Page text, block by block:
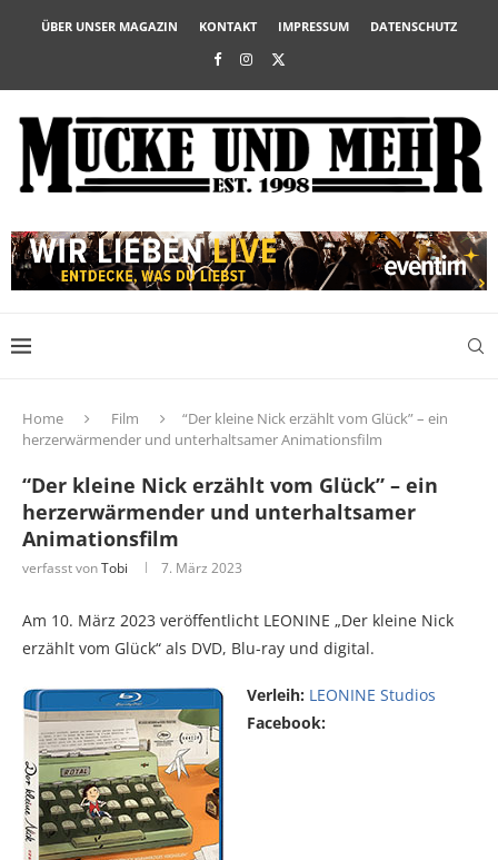
ÜBER UNSER MAGAZIN KONTAKT IMPRESSUM DATENSCHUTZ
Home Film
“Der kleine Nick erzählt vom Glück” – ein
herzerwärmender und unterhaltsamer Animationsfilm
“Der kleine Nick erzählt vom Glück” – ein
herzerwärmender und unterhaltsamer
Animationsfilm
verfasst vonTobi 7. März 2023
Am 10. März 2023 veröffentlicht LEONINE „Der kleine Nick
erzählt vom Glück“ als DVD, Blu-ray und digital.
Verleih: LEONINE Studios
Facebook: